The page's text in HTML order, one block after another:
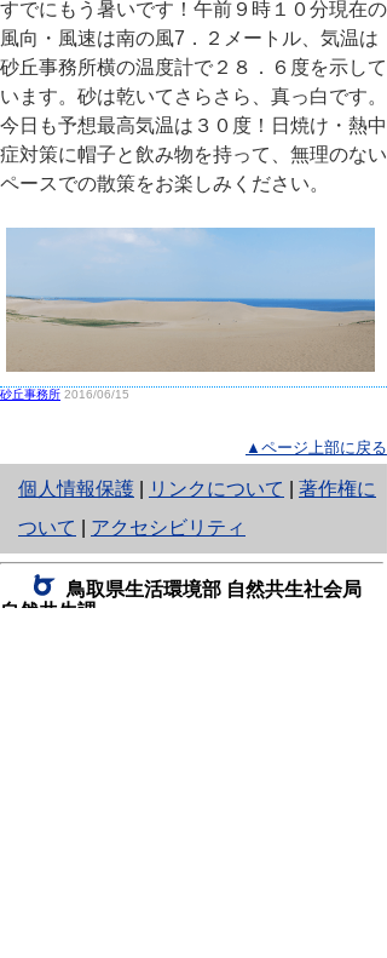
すでにもう暑いです！午前９時１０分現在の
風向・風速は南の風7．２メートル、気温は
砂丘事務所横の温度計で２８．６度を示して
います。砂は乾いてさらさら、真っ白です。
今日も予想最高気温は３０度！日焼け・熱中
症対策に帽子と飲み物を持って、無理のない
ペースでの散策をお楽しみください。
砂丘事務所 2016/06/15
▲ページ上部に戻る
個人情報保護
と
り
ネ
ッ
リンクについて
著作権に
ついて
アクセシビリティ
鳥取県生活環境部 自然共生社会局
自然共生課